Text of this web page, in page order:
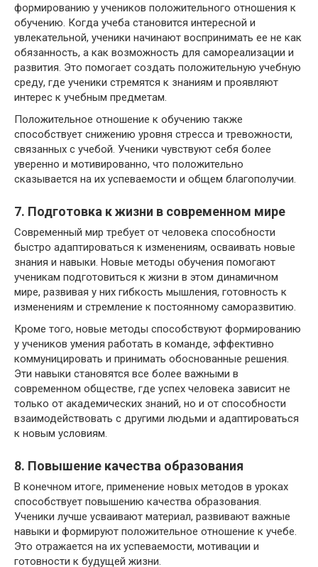
формированию у учеников положительного отношения к
обучению. Когда учеба становится интересной и
увлекательной, ученики начинают воспринимать ее не как
обязанность, а как возможность для самореализации и
развития. Это помогает создать положительную учебную
среду, где ученики стремятся к знаниям и проявляют
интерес к учебным предметам.
Положительное отношение к обучению также
способствует снижению уровня стресса и тревожности,
связанных с учебой. Ученики чувствуют себя более
уверенно и мотивированно, что положительно
сказывается на их успеваемости и общем благополучии.
7. Подготовка к жизни в современном мире
Современный мир требует от человека способности
быстро адаптироваться к изменениям, осваивать новые
знания и навыки. Новые методы обучения помогают
ученикам подготовиться к жизни в этом динамичном
мире, развивая у них гибкость мышления, готовность к
изменениям и стремление к постоянному саморазвитию.
Кроме того, новые методы способствуют формированию
у учеников умения работать в команде, эффективно
коммуницировать и принимать обоснованные решения.
Эти навыки становятся все более важными в
современном обществе, где успех человека зависит не
только от академических знаний, но и от способности
взаимодействовать с другими людьми и адаптироваться
к новым условиям.
8. Повышение качества образования
В конечном итоге, применение новых методов в уроках
способствует повышению качества образования.
Ученики лучше усваивают материал, развивают важные
навыки и формируют положительное отношение к учебе.
Это отражается на их успеваемости, мотивации и
готовности к будущей жизни.